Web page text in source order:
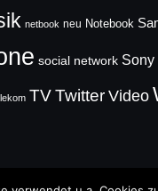
netbook neu Notebook
social network Sony
TVTwitter Video